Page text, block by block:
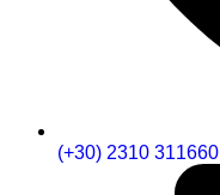
(+30) 2310 311660